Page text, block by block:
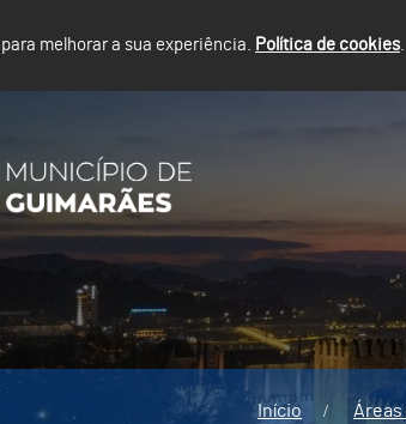
melhorar a sua experiência. Política de cookies.
Início